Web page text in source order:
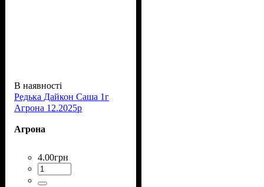
В наявності
Редька Дайкон Саша 1г
Агрона 12.2025р
Агрона
4.00грн